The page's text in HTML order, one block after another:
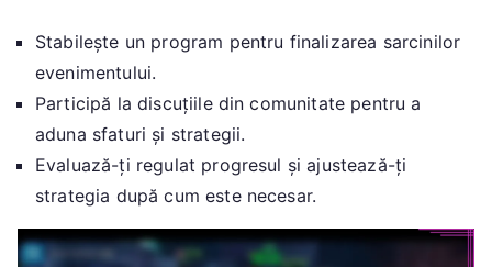
Stabilește un program pentru finalizarea sarcinilor
evenimentului.
Participă la discuțiile din comunitate pentru a
aduna sfaturi și strategii.
Evaluază-ți regulat progresul și ajustează-ți
strategia după cum este necesar.